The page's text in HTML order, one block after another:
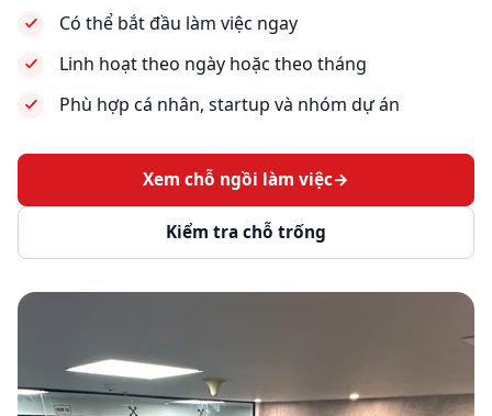
Có thể bắt đầu làm việc ngay
Linh hoạt theo ngày hoặc theo tháng
Phù hợp cá nhân, startup và nhóm dự án
Xem chỗ ngồi làm việc→
Kiểm tra chỗ trống